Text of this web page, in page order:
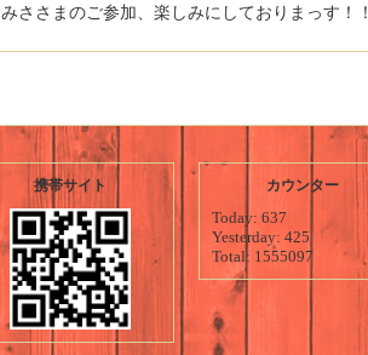
みささまのご参加、楽しみにしておりまっす！！
携帯サイト カウンター
Today: 637
Yesterday: 425
Total: 1555097